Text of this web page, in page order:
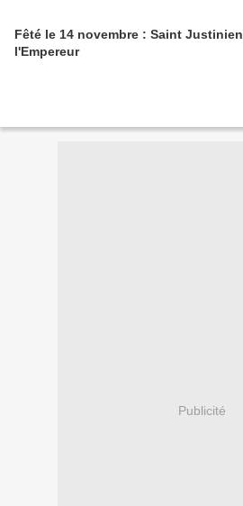
Fêté le 14 novembre : Saint Justinien
l'Empereur
Publicité